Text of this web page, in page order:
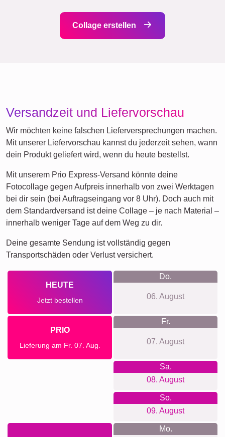
Collage erstellen
Versandzeit und Liefervorschau
Wir möchten keine falschen Lieferversprechungen machen.
Mit unserer Liefervorschau kannst du jederzeit sehen, wann
dein Produkt geliefert wird, wenn du heute bestellst.
Mit unserem Prio Express-Versand könnte deine
Fotocollage gegen Aufpreis innerhalb von zwei Werktagen
bei dir sein (bei Auftragseingang vor 8 Uhr). Doch auch mit
dem Standardversand ist deine Collage – je nach Material –
innerhalb weniger Tage auf dem Weg zu dir.
Deine gesamte Sendung ist vollständig gegen
Transportschäden oder Verlust versichert.
HEUTE
Jetzt bestellen
Do.
06. August
PRIO
Lieferung am Fr. 07. Aug.
Fr.
07. August
Sa.
08. August
So.
09. August
Mo.